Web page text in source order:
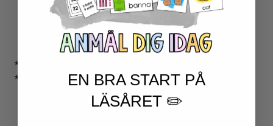
ENGELSKA ORD- OCH BEGREPP
ENGELSK GRAMATIK
ENGELSKA HÖGFREKVENTA ORD
ENGELSK MUNTLIGA FÄRDIGHET
★ UTOMHUSPEDAGOGIK
★ ANDRA ÄMNEN
EN BRA START PÅ
LÄSÅRET ✏️